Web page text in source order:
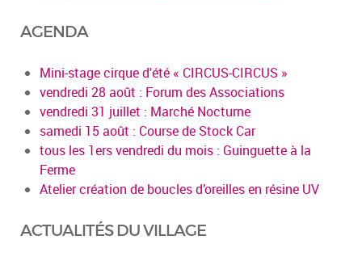
AGENDA
Mini-stage cirque d'été « CIRCUS-CIRCUS »
vendredi 28 août : Forum des Associations
vendredi 31 juillet : Marché Nocturne
samedi 15 août : Course de Stock Car
tous les 1ers vendredi du mois : Guinguette à la
Ferme
Atelier création de boucles d’oreilles en résine UV
ACTUALITÉS DU VILLAGE